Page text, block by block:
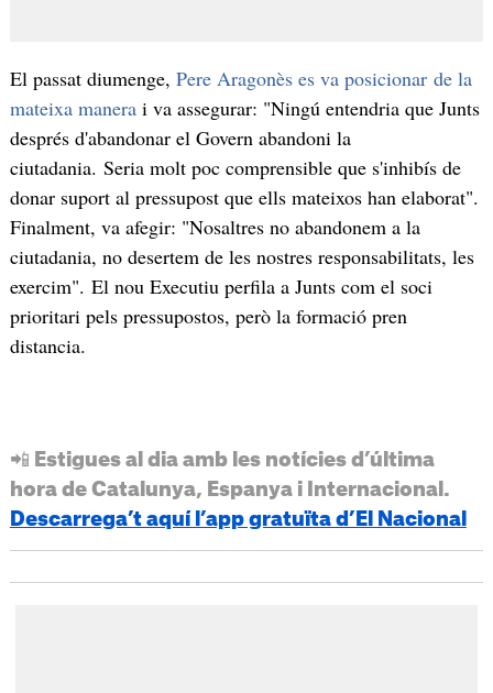
El passat diumenge, Pere Aragonès es va posicionar de la
mateixa manerai va assegurar: "Ningú entendria que Junts
després d'abandonar el Govern abandoni la
ciutadania. Seria molt poc comprensible que s'inhibís de
donar suport al pressupost que ells mateixos han elaborat".
Finalment, va afegir: "Nosaltres no abandonem a la
ciutadania, no desertem de les nostres responsabilitats, les
exercim". El nou Executiu perfila a Junts com el soci
prioritari pels pressupostos, però la formació pren
distancia.
📲 Estigues al dia amb les notícies d’última
hora de Catalunya, Espanya i Internacional.
Descarrega’t aquí l’app gratuïta d’El Nacional